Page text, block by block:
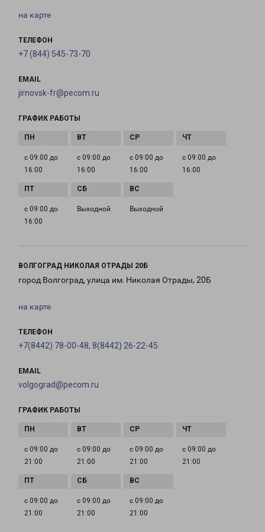
на карте
ТЕЛЕФОН
+7 (844) 545-73-70
EMAIL
jirnovsk-fr@pecom.ru
ГРАФИК РАБОТЫ
с 09:00 до
16:00
с 09:00 до
16:00
с 09:00 до
16:00
с 09:00 до
16:00
с 09:00 до
16:00
Выходной Выходной
ВОЛГОГРАД НИКОЛАЯ ОТРАДЫ 20Б
город Волгоград, улица им. Николая Отрады, 20Б
на карте
ТЕЛЕФОН
+7(8442) 78-00-48, 8(8442) 26-22-45
EMAIL
volgograd@pecom.ru
ГРАФИК РАБОТЫ
с 09:00 до
21:00
с 09:00 до
21:00
с 09:00 до
21:00
с 09:00 до
21:00
с 09:00 до
21:00
с 09:00 до
21:00
с 09:00 до
21:00